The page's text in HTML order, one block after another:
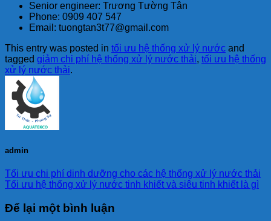
Senior engineer: Trương Tường Tân
Phone: 0909 407 547
Email: tuongtan3t77@gmail.com
This entry was posted in tối ưu hệ thống xử lý nước and
tagged giảm chi phí hệ thống xử lý nước thải, tối ưu hệ thống
xử lý nước thải.
admin
Tối ưu chi phí dinh dưỡng cho các hệ thống xử lý nước thải
Tối ưu hệ thống xử lý nước tinh khiết và siêu tinh khiết là gì
Để lại một bình luận